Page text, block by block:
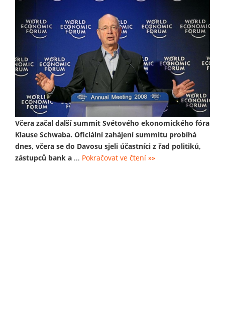
Včera začal další summit Svétového ekonomického fóra
Klause Schwaba. Oficiální zahájení summitu probíhá
dnes, včera se do Davosu sjeli účastníci z řad politiků,
zástupců bank a ... Pokračovat ve čtení »»